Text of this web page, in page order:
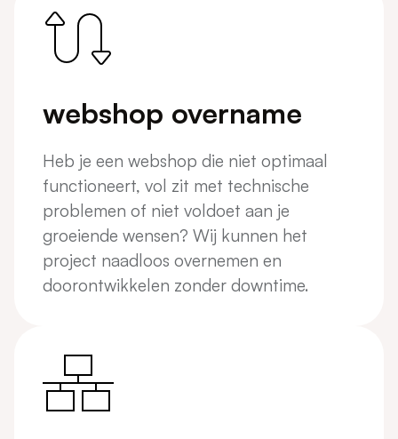
webshop overname
Heb je een webshop die niet optimaal
functioneert, vol zit met technische
problemen of niet voldoet aan je
groeiende wensen? Wij kunnen het
project naadloos overnemen en
doorontwikkelen zonder downtime.